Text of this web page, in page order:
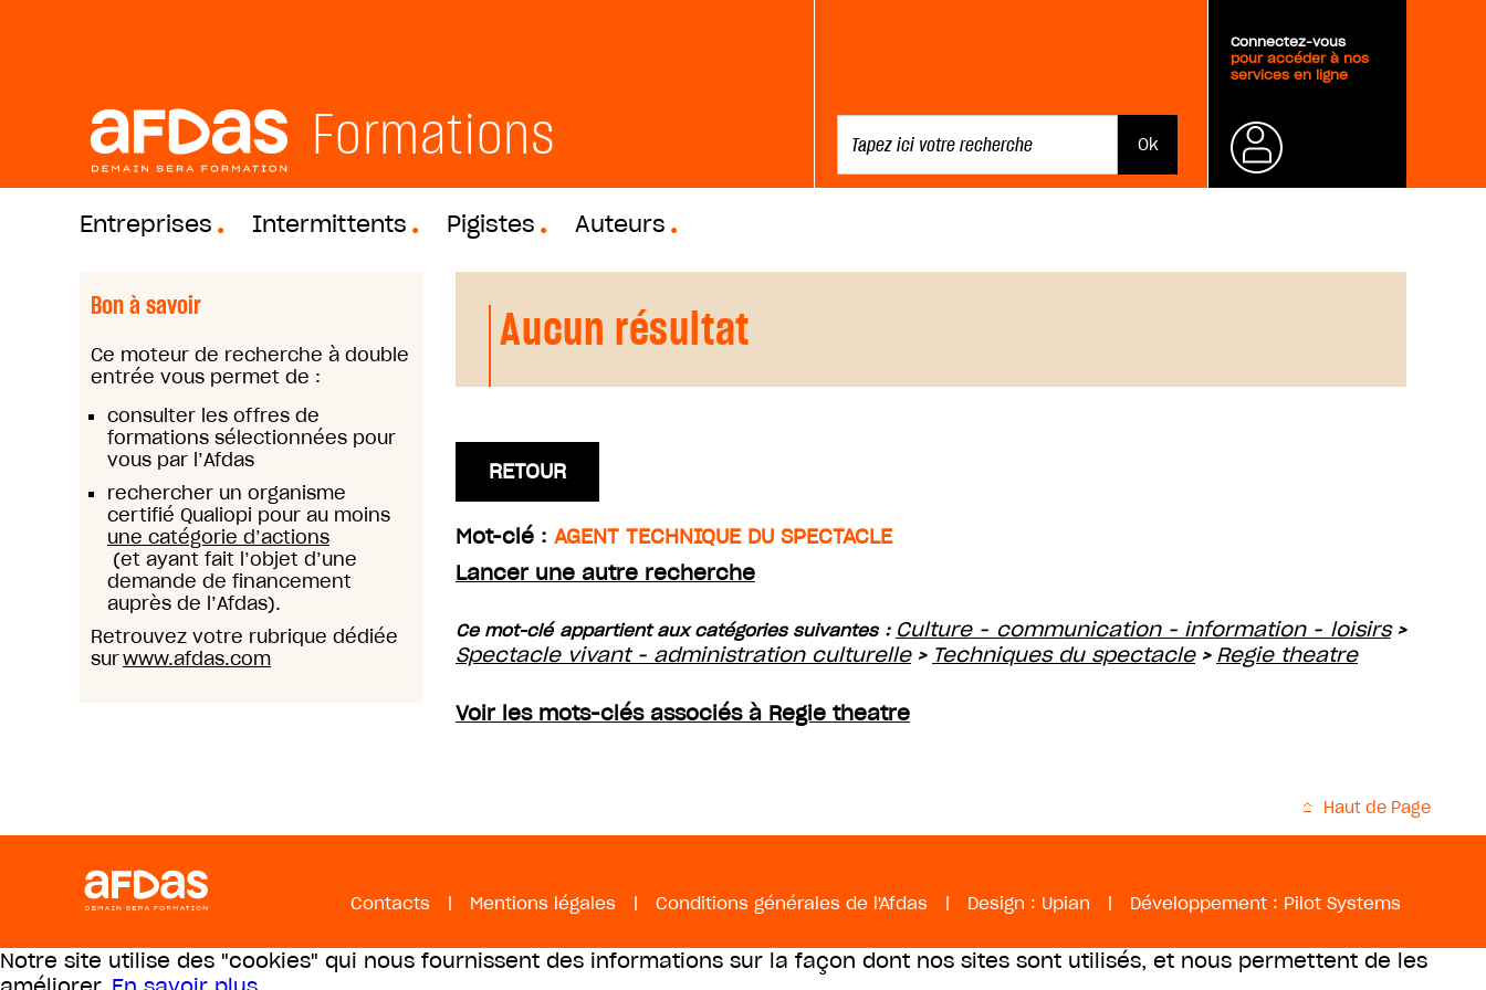
Formations
Connectez-vous
pour accéder à nos
services en ligne
Entreprises Intermittents Pigistes Auteurs
Bon à savoir
Ce moteur de recherche à double
entrée vous permet de :
consulter les offres de
formations sélectionnées pour
vous par l’Afdas
rechercher un organisme
certifié Qualiopi pour au moins
une catégorie d’actions
(et ayant fait l’objet d’une
demande de financement
auprès de l’Afdas).
Retrouvez votre rubrique dédiée
surwww.afdas.com
Aucun résultat
RETOUR
Mot-clé : AGENT TECHNIQUE DU SPECTACLE
Lancer une autre recherche
Ce mot-clé appartient aux catégories suivantes : Culture - communication - information - loisirs>
Spectacle vivant - administration culturelle> Techniques du spectacle> Regie theatre
Voir les mots-clés associés à Regie theatre
Haut de Page
Contacts | Mentions légales | Conditions générales de l'Afdas | Design : Upian | Développement : Pilot Systems
Notre site utilise des "cookies" qui nous fournissent des informations sur la façon dont nos sites sont utilisés, et nous permettent de les